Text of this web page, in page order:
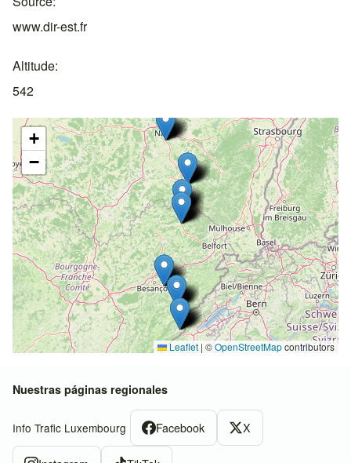
www.dir-est.fr
Altitude
542
+
−
Leaflet | ©OpenStreetMapcontributors
Nuestras páginas regionales
Info Trafic Luxembourg Facebook X